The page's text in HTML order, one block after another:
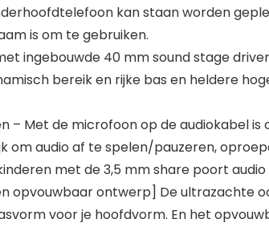
kan staan worden
is om te gebruiken.
ingebouwde 40 mm sound stage
bereik en rijke bas en heldere
– Met de microfoon op de audiokabel
om audio af te spelen/pauzeren,
met de 3,5 mm share poort
opvouwbaar ontwerp] De ultrazachte
voor je hoofdvorm. En het